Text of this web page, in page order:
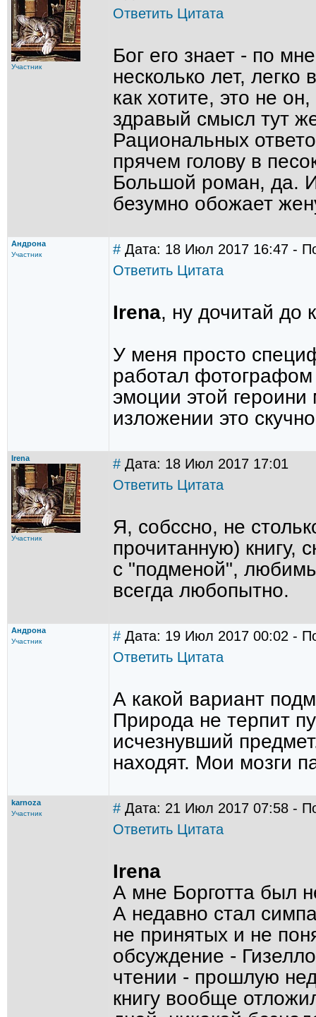
Участник
Ответить Цитата
Бог его знает - по
несколько лет,
как хотите, это не
здравый смысл тут
Рациональных
прячем голову в
Большой роман, да.
безумно обожает
Андрона
Участник # Дата: 18 Июл 2017 16:47 -
Ответить Цитата
Irena, ну дочитай до
У меня просто
работал фотографом
эмоции этой
изложении это
Irena
Участник
# Дата: 18 Июл 2017 17:01
Ответить Цитата
Я, собссно, не
прочитанную) книгу,
с "подменой",
всегда любопытно.
Андрона
Участник # Дата: 19 Июл 2017 00:02 -
Ответить Цитата
А какой вариант
Природа не терпит
исчезнувший
находят. Мои мозги
karnoza
Участник # Дата: 21 Июл 2017 07:58 -
Ответить Цитата
Irena
А мне Борготта был
А недавно стал
не принятых и не
обсуждение -
чтении - прошлую
книгу вообще